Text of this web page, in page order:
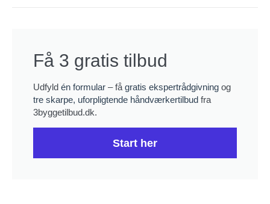
Få 3 gratis tilbud
Udfyld én formular – få gratis ekspertrådgivning og
tre skarpe, uforpligtende håndværkertilbud fra
3byggetilbud.dk.
Start her